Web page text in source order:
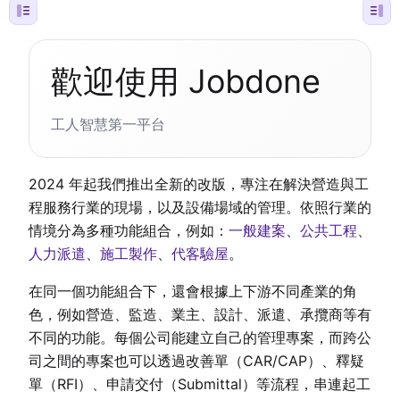
歡迎使用 Jobdone
工人智慧第一平台
2024 年起我們推出全新的改版，專注在解決營造與工
程服務行業的現場，以及設備場域的管理。依照行業的
情境分為多種功能組合，例如： 一般建案、 公共工程、
人力派遣、 施工製作、 代客驗屋。
在同一個功能組合下，還會根據上下游不同產業的角
色，例如營造、監造、業主、設計、派遣、承攬商等有
不同的功能。每個公司能建立自己的管理專案，而跨公
司之間的專案也可以透過改善單（CAR/CAP）、釋疑
單（RFI）、申請交付（Submittal）等流程，串連起工